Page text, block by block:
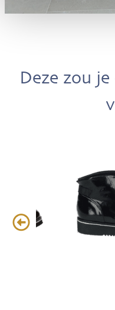
Deze zou